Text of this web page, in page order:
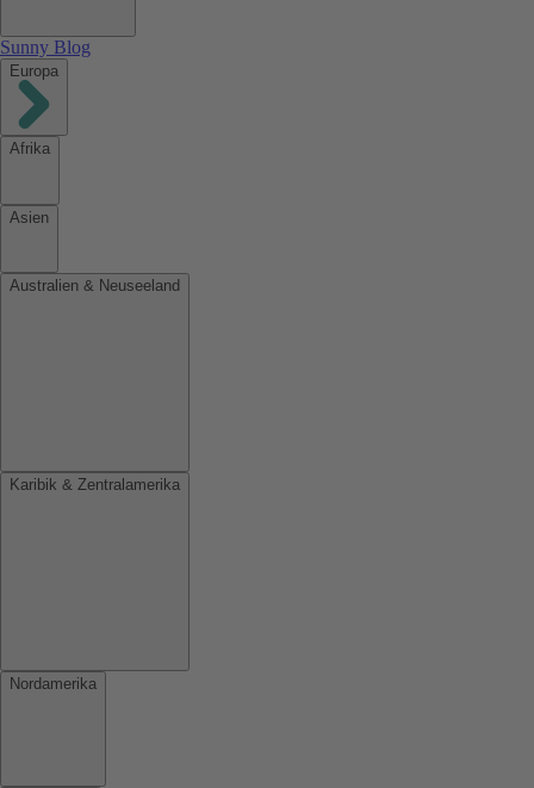
Sunny Blog
Europa
Afrika
Asien
Australien & Neuseeland
Karibik & Zentralamerika
Nordamerika